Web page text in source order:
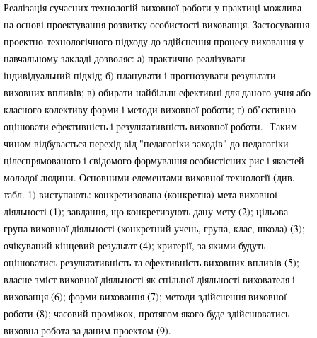
Реалізація сучасних технологій виховної роботи у практиці можлива
на основі проектування розвитку особистості вихованця. Застосування
проектно-технологічного підходу до здійснення процесу виховання у
навчальному закладі дозволяє: а) практично реалізувати
індивідуальний підхід; б) планувати і прогнозувати результати
виховних впливів; в) обирати найбільш ефективні для даного учня або
класного колективу форми і методи виховної роботи; г) об’єктивно
оцінювати ефективність і результативність виховної роботи. Таким
чином відбувається перехід від "педагогіки заходів" до педагогіки
цілеспрямованого і свідомого формування особистісних рис і якостей
молодої людини. Основними елементами виховної технології (див.
табл. 1) виступають: конкретизована (конкретна) мета виховної
діяльності (1); завдання, що конкретизують дану мету (2); цільова
група виховної діяльності (конкретний учень, група, клас, школа) (3);
очікуваний кінцевий результат (4); критерії, за якими будуть
оцінюватись результативність та ефективність виховних впливів (5);
власне зміст виховної діяльності як спільної діяльності вихователя і
вихованця (6); форми виховання (7); методи здійснення виховної
роботи (8); часовий проміжок, протягом якого буде здійснюватись
виховна робота за даним проектом (9).